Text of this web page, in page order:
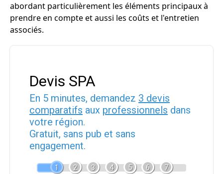
abordant particulièrement les éléments principaux à
prendre en compte et aussi les coûts et l'entretien
associés.
Devis SPA
En 5 minutes, demandez 3 devis
comparatifs aux professionnels dans
votre région.
Gratuit, sans pub et sans
engagement.
1 2 3 4 5 6 7